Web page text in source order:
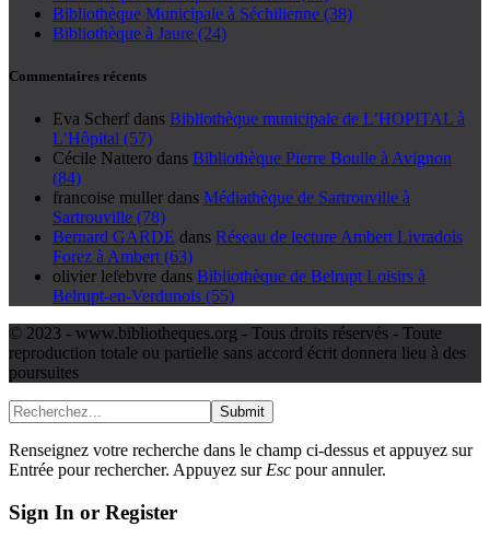
Bibliothèque Municipale à Séchilienne (38)
Bibliothèque à Jaure (24)
Commentaires récents
Eva Scherf dans Bibliothèque municipale de L’HOPITAL à
L’Hôpital (57)
Cécile Nattero dans Bibliothèque Pierre Boulle à Avignon
(84)
francoise muller dans Médiathèque de Sartrouville à
Sartrouville (78)
Bernard GARDE dans Réseau de lecture Ambert Livradois
Forez à Ambert (63)
olivier lefebvre dans Bibliothèque de Belrupt Loisirs à
Belrupt-en-Verdunois (55)
© 2023 - www.bibliotheques.org - Tous droits réservés - Toute
reproduction totale ou partielle sans accord écrit donnera lieu à des
poursuites
Submit
Renseignez votre recherche dans le champ ci-dessus et appuyez sur
Entrée pour rechercher. Appuyez sur Esc pour annuler.
Sign In or Register